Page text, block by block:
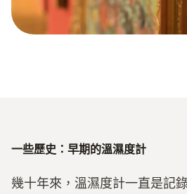
一些歷史：早期的溫濕度計
幾十年來，溫濕度計一直是記